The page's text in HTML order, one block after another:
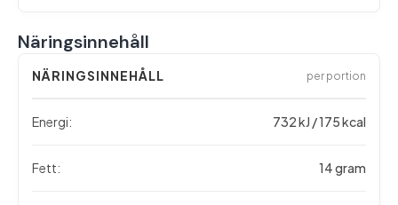
Näringsinnehåll
NÄRINGSINNEHÅLL per portion
Energi: 732 kJ / 175 kcal
Fett: 14 gram